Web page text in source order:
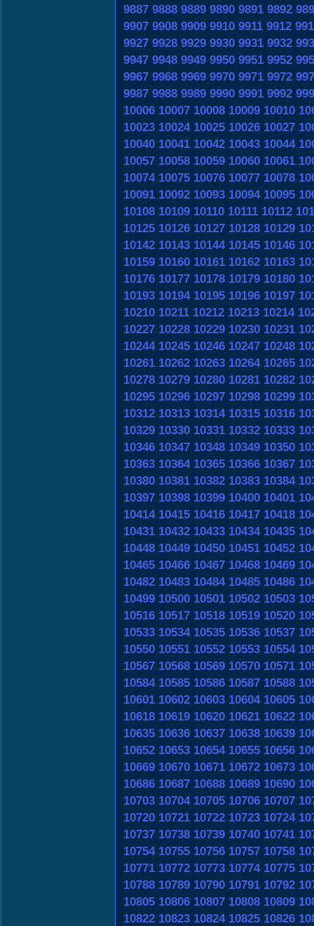
9887 9888 9889 9890 9891 9892
9907 9908 9909 9910 9911 9912
9927 9928 9929 9930 9931 9932
9947 9948 9949 9950 9951 9952
9967 9968 9969 9970 9971 9972
9987 9988 9989 9990 9991 9992
10006 10007 10008 10009 10010
10023 10024 10025 10026 10027
10040 10041 10042 10043 10044
10057 10058 10059 10060 10061
10074 10075 10076 10077 10078
10091 10092 10093 10094 10095
10108 10109 10110 10111 10112
10125 10126 10127 10128 10129
10142 10143 10144 10145 10146
10159 10160 10161 10162 10163
10176 10177 10178 10179 10180
10193 10194 10195 10196 10197
10210 10211 10212 10213 10214
10227 10228 10229 10230 10231
10244 10245 10246 10247 10248
10261 10262 10263 10264 10265
10278 10279 10280 10281 10282
10295 10296 10297 10298 10299
10312 10313 10314 10315 10316
10329 10330 10331 10332 10333
10346 10347 10348 10349 10350
10363 10364 10365 10366 10367
10380 10381 10382 10383 10384
10397 10398 10399 10400 10401
10414 10415 10416 10417 10418
10431 10432 10433 10434 10435
10448 10449 10450 10451 10452
10465 10466 10467 10468 10469
10482 10483 10484 10485 10486
10499 10500 10501 10502 10503
10516 10517 10518 10519 10520
10533 10534 10535 10536 10537
10550 10551 10552 10553 10554
10567 10568 10569 10570 10571
10584 10585 10586 10587 10588
10601 10602 10603 10604 10605
10618 10619 10620 10621 10622
10635 10636 10637 10638 10639
10652 10653 10654 10655 10656
10669 10670 10671 10672 10673
10686 10687 10688 10689 10690
10703 10704 10705 10706 10707
10720 10721 10722 10723 10724
10737 10738 10739 10740 10741
10754 10755 10756 10757 10758
10771 10772 10773 10774 10775
10788 10789 10790 10791 10792
10805 10806 10807 10808 10809
10822 10823 10824 10825 10826